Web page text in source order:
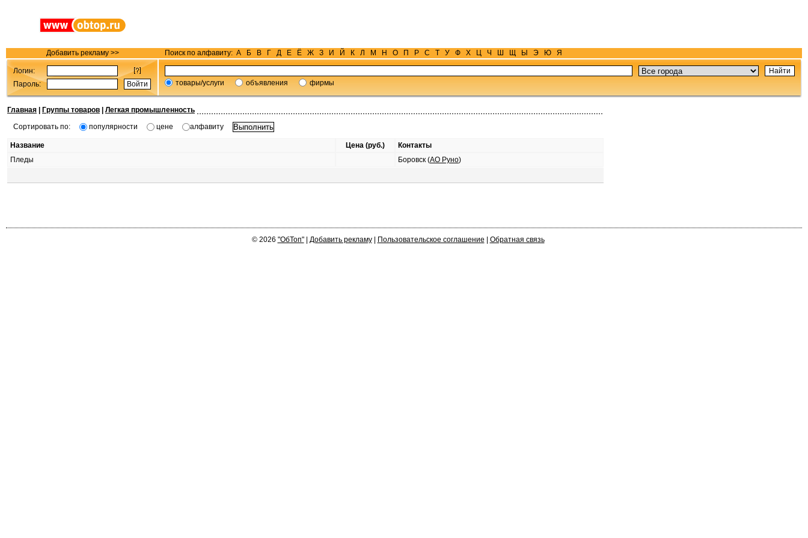
Добавить рекламу >> Поиск по алфавиту: А Б В Г Д Е Ё Ж З И Й К Л М Н О П Р С Т У Ф Х Ц Ч Ш Щ Ы Э Ю Я
Логин:
Пароль:
товары/услуги объявления фирмы
Главная Группы товаров
Легкая промышленность
Сортировать по:
популярности цене алфавиту
Название Цена (руб.)
Контакты
Пледы
Боровск (АО Руно)
© 2026 "ОбТоп"| Добавить рекламу| Пользовательское соглашение Обратная связь